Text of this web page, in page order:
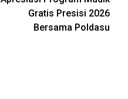
Gratis Presisi 2026
Bersama Poldasu